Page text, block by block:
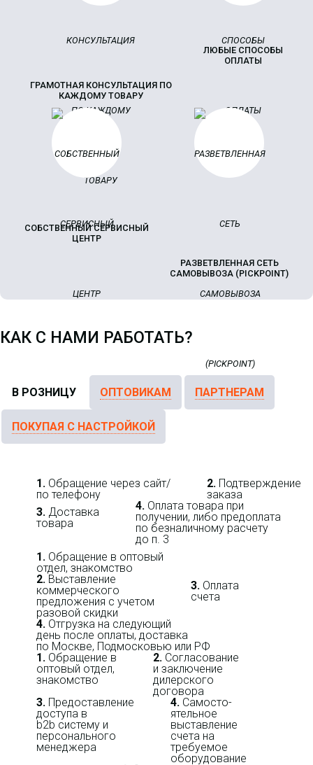
ГРАМОТНАЯ КОНСУЛЬТАЦИЯ ПО
КАЖДОМУ ТОВАРУ
ЛЮБЫЕ СПОСОБЫ
ОПЛАТЫ
СОБСТВЕННЫЙ СЕРВИСНЫЙ
ЦЕНТР
РАЗВЕТВЛЕННАЯ СЕТЬ
САМОВЫВОЗА (PICKPOINT)
КАК С НАМИ РАБОТАТЬ?
В РОЗНИЦУ ОПТОВИКАМ ПАРТНЕРАМ
ПОКУПАЯ С НАСТРОЙКОЙ
1. Обращение через сайт/
по телефону
2. Подтверждение
заказа
3. Доставка
товара
4. Оплата товара при
получении, либо предоплата
по безналичному расчету
до п. 3
1. Обращение в оптовый
отдел, знакомство
2. Выставление
коммерческого
предложения с учетом
разовой скидки
3. Оплата
счета
4. Отгрузка на следующий
день после оплаты, доставка
по Москве, Подмосковью или РФ
1. Обращение в
оптовый отдел,
знакомство
2. Согласование
и заключение
дилерского
договора
3. Пре­до­ста­вле­ние
доступа в
b2b систему и
персо­нального
мене­джера
4. Само­сто­-
ятель­ное
выставление
счета на
требуемое
оборудование